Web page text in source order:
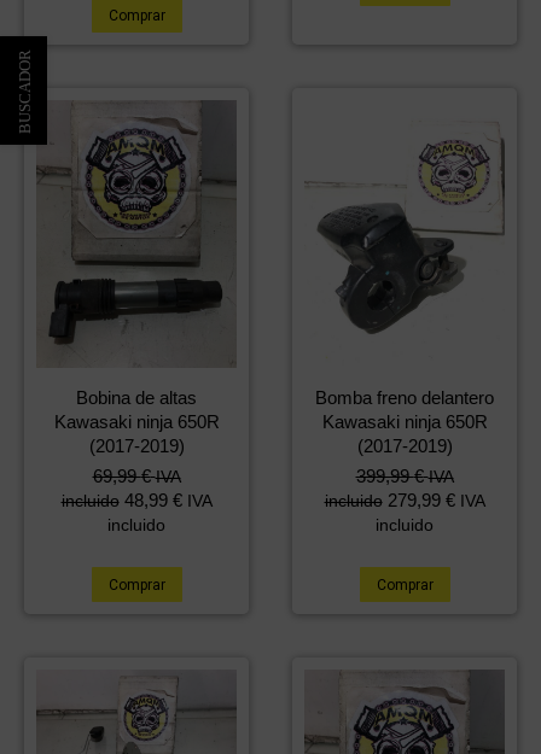
Comprar
Bobina de altas
Kawasaki ninja 650R
(2017-2019)
69,99€ IVA
incluido 48,99 € IVA
incluido
Comprar
Bomba freno delantero
Kawasaki ninja 650R
(2017-2019)
399,99€ IVA
incluido 279,99 € IVA
incluido
Comprar